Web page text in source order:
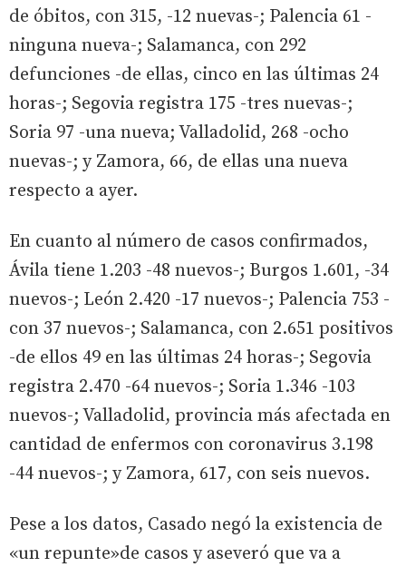
de óbitos, con 315, -12 nuevas-; Palencia 61 -
ninguna nueva-; Salamanca, con 292
defunciones -de ellas, cinco en las últimas 24
horas-; Segovia registra 175 -tres nuevas-;
Soria 97 -una nueva; Valladolid, 268 -ocho
nuevas-; y Zamora, 66, de ellas una nueva
respecto a ayer.
En cuanto al número de casos confirmados,
Ávila tiene 1.203 -48 nuevos-; Burgos 1.601, -34
nuevos-; León 2.420 -17 nuevos-; Palencia 753 -
con 37 nuevos-; Salamanca, con 2.651 positivos
-de ellos 49 en las últimas 24 horas-; Segovia
registra 2.470 -64 nuevos-; Soria 1.346 -103
nuevos-; Valladolid, provincia más afectada en
cantidad de enfermos con coronavirus 3.198
-44 nuevos-; y Zamora, 617, con seis nuevos.
Pese a los datos, Casado negó la existencia de
«un repunte»de casos y aseveró que va a